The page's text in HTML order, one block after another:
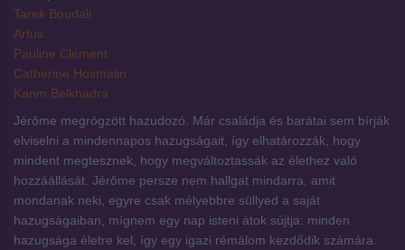
Tarek Boudali
Artus
Pauline Clément
Catherine Hosmalin
Karim Belkhadra
Jérôme megrögzött hazudozó. Már családja és barátai sem bírják
elviselni a mindennapos hazugságait, így elhatározzák, hogy
mindent megtesznek, hogy megváltoztassák az élethez való
hozzáállását. Jérôme persze nem hallgat mindarra, amit
mondanak neki, egyre csak mélyebbre süllyed a saját
hazugságaiban, mígnem egy nap isteni átok sújtja: minden
hazugsága életre kel, így egy igazi rémálom kezdődik számára.